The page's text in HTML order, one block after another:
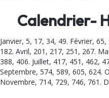
Calendrier-
Janvier, 5, 17, 34, 49. Février,
182. Avril, 201, 217, 251, 267.
388, 406. Juillet, 417, 451, 462,
Septembre, 574, 589, 605, 624.
Novembre, 714, 729, 746, 761.